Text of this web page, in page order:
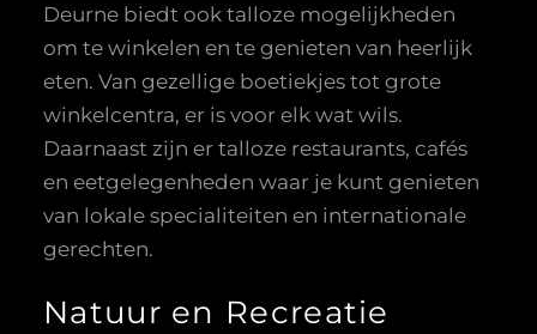
Deurne biedt ook talloze mogelijkheden
om te winkelen en te genieten van heerlijk
eten. Van gezellige boetiekjes tot grote
winkelcentra, er is voor elk wat wils.
Daarnaast zijn er talloze restaurants, cafés
en eetgelegenheden waar je kunt genieten
van lokale specialiteiten en internationale
gerechten.
Natuur en Recreatie